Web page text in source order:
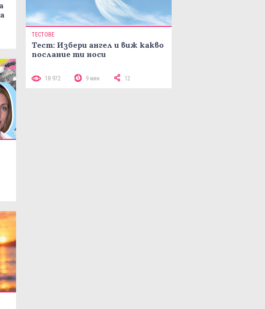
ТЕСТОВЕ
Тест: Избери ангел и виж какво
послание ти носи
18 972 9 мин 12